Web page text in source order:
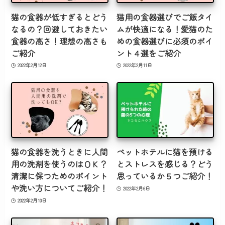
猫の食器が低すぎるとどう
なるの？回避しておきたい
食器の高さ！理想の高さも
ご紹介
2022年2月12日
猫用の食器選びでご飯タイ
ムが快適になる！愛猫のた
めの食器選びに必須のポイ
ント４選をご紹介
2022年2月11日
猫の食器を洗うときに人間
用の洗剤を使うのはＯＫ？
清潔に保つためのポイント
や洗い方についてご紹介！
2022年2月10日
ペットホテルに猫を預ける
とストレスを感じる？どう
思っているか５つご紹介！
2022年2月6日